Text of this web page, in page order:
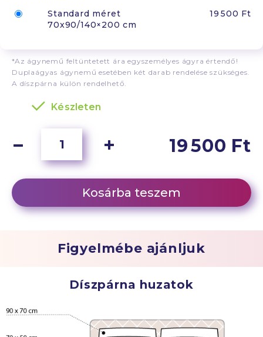
Standard méret
70x90/140×200 cm
19 500 Ft
*Az ágynemű feltüntetett ára egyszemélyes ágyra értendő!
Duplaágyas ágynemű esetében két darab rendelése szükséges.
A díszpárna külön rendelhető.
Készleten
19 500 Ft
Kosárba teszem
Figyelmébe ajánljuk
Díszpárna huzatok